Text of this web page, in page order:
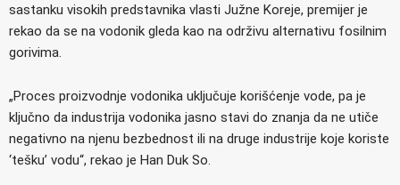
sastanku visokih predstavnika vlasti Južne Koreje, premijer je
rekao da se na vodonik gleda kao na održivu alternativu fosilnim
gorivima.
„Proces proizvodnje vodonika uključuje korišćenje vode, pa je
ključno da industrija vodonika jasno stavi do znanja da ne utiče
negativno na njenu bezbednost ili na druge industrije koje koriste
‘tešku’ vodu“, rekao je Han Duk So.